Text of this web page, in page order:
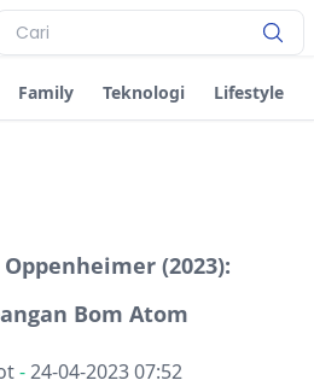
Family Teknologi Lifestyle
(2023):
Bom Atom
-24-04-2023 07:52